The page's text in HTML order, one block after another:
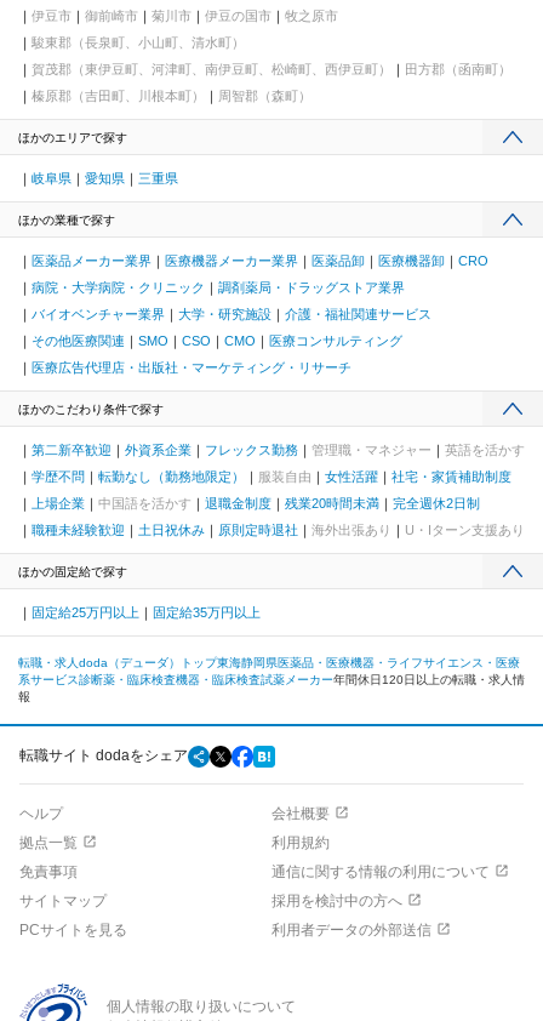
伊豆市
御前崎市 菊川市 伊豆の国市
牧之原市
駿東郡（長泉町、小山町、清水町）
賀茂郡（東伊豆町、河津町、南伊豆町、松崎町、西伊豆町）
田方郡（函南町）
榛原郡（吉田町、川根本町）
周智郡（森町）
ほかのエリアで探す
岐阜県 愛知県 三重県
ほかの業種で探す
医薬品メーカー業界 医療機器メーカー業界 医薬品卸 医療機器卸
CRO
病院・大学病院・クリニック
調剤薬局・ドラッグストア業界
バイオベンチャー業界
大学・研究施設
介護・福祉関連サービス
その他医療関連
SMO CSO CMO
医療コンサルティング
医療広告代理店・出版社・マーケティング・リサーチ
ほかのこだわり条件で探す
第二新卒歓迎 外資系企業 フレックス勤務 管理職・マネジャー
英語を活かす
学歴不問
転勤なし（勤務地限定） 服装自由 女性活躍
社宅・家賃補助制度
上場企業
中国語を活かす 退職金制度 残業20時間未満
完全週休2日制
職種未経験歓迎
土日祝休み 原則定時退社 海外出張あり U・Iターン支援あり
ほかの固定給で探す
固定給25万円以上 固定給35万円以上
転職・求人doda（デューダ）トップ東海静岡県医薬品・医療機器・ライフサイエンス・医療
系サービス診断薬・臨床検査機器・臨床検査試薬メーカー年間休日120日以上の転職・求人情
報
転職サイト dodaをシェア
ヘルプ
会社概要
拠点一覧
利用規約
免責事項
通信に関する情報の利用について
サイトマップ
採用を検討中の方へ
PCサイトを見る
利用者データの外部送信
個人情報の取り扱いについて